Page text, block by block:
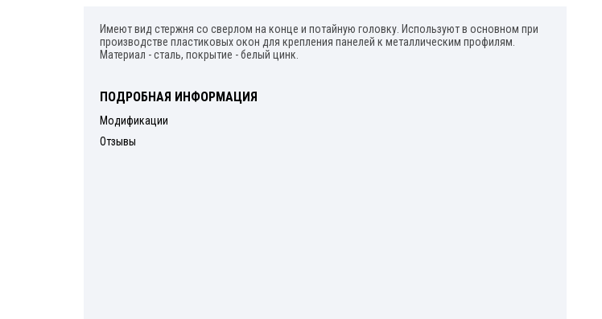
Профиль монтажный
Кляймер для вагонки
Имеют вид стержня со сверлом на конце и потайную головку. Используют в основном при
производстве пластиковых окон для крепления панелей к металлическим профилям.
Материал - сталь, покрытие - белый цинк.
ПОДРОБНАЯ ИНФОРМАЦИЯ
Модификации
Отзывы